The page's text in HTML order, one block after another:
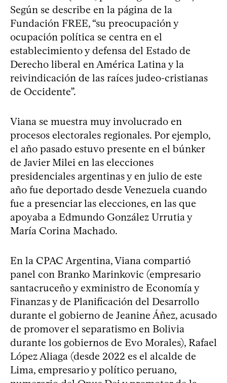
Según se describe en la página de la
Fundación FREE, “su preocupación y
ocupación política se centra en el
establecimiento y defensa del Estado de
Derecho liberal en América Latina y la
reivindicación de las raíces judeo-cristianas
de Occidente”.
Viana se muestra muy involucrado en
procesos electorales regionales. Por ejemplo,
el año pasado estuvo presente en el búnker
de Javier Milei en las elecciones
presidenciales argentinas y en julio de este
año fue deportado desde Venezuela cuando
fue a presenciar las elecciones, en las que
apoyaba a Edmundo González Urrutia y
María Corina Machado.
En la CPAC Argentina, Viana compartió
panel con Branko Marinkovic (empresario
santacruceño y exministro de Economía y
Finanzas y de Planificación del Desarrollo
durante el gobierno de Jeanine Áñez, acusado
de promover el separatismo en Bolivia
durante los gobiernos de Evo Morales), Rafael
López Aliaga (desde 2022 es el alcalde de
Lima, empresario y político peruano,